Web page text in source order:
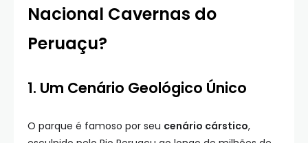
Nacional Cavernas do
Peruaçu?
1. Um Cenário Geológico Único
O parque é famoso por seu cenário cárstico,